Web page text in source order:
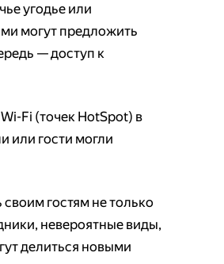
угодье или
могут предложить
— доступ к
Fi (точек HotSpot) в
или гости могли
гостям не только
невероятные виды,
делиться новыми